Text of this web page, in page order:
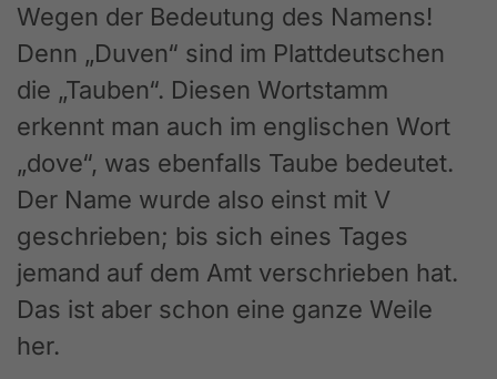
Wegen der Bedeutung des Namens!
Denn „Duven“ sind im Plattdeutschen
die „Tauben“. Diesen Wortstamm
erkennt man auch im englischen Wort
„dove“, was ebenfalls Taube bedeutet.
Der Name wurde also einst mit V
geschrieben; bis sich eines Tages
jemand auf dem Amt verschrieben hat.
Das ist aber schon eine ganze Weile
her.